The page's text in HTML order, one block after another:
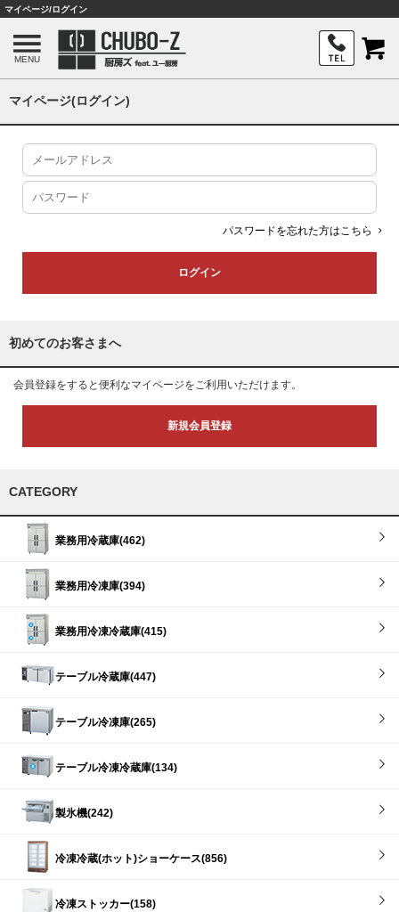
マイページ/ログイン
MENU
マイページ(ログイン)
パスワードを忘れた方はこちら
初めてのお客さまへ
会員登録をすると便利なマイページをご利用いただけます。
新規会員登録
CATEGORY
業務用冷蔵庫(462)
業務用冷凍庫(394)
業務用冷凍冷蔵庫(415)
テーブル冷蔵庫(447)
テーブル冷凍庫(265)
テーブル冷凍冷蔵庫(134)
製氷機(242)
冷凍冷蔵(ホット)ショーケース(856)
冷凍ストッカー(158)